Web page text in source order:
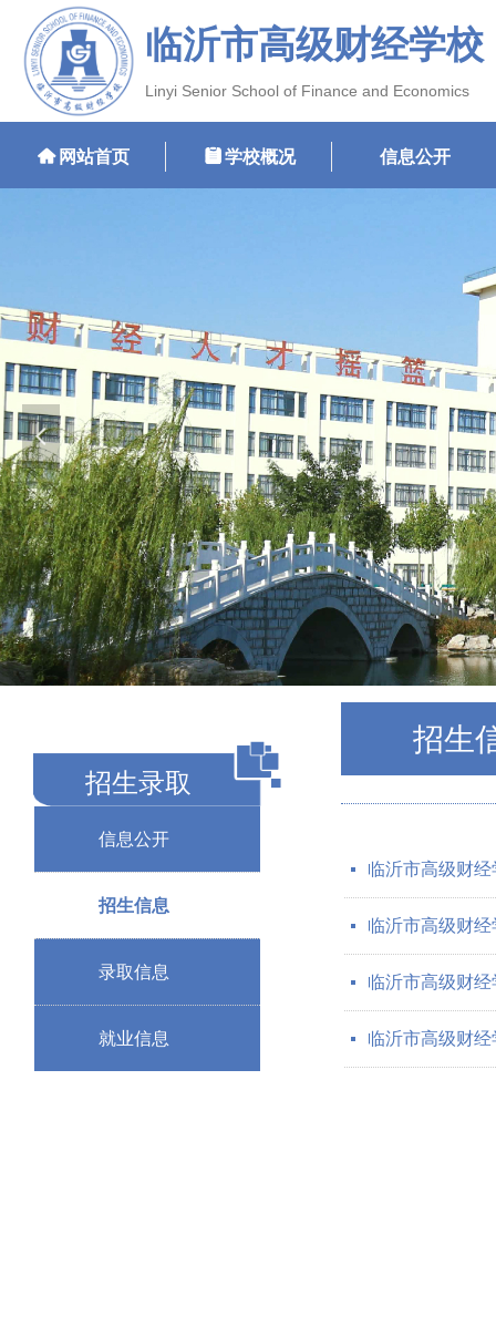
临沂市高级财经学校
Linyi Senior School of Finance and Economics
넳
낀 网站首页 뀳 学校概况 信息公开
넷 临沂市高级财
넷 临沂市高级财
넷 临沂市高级财
넷 临沂市高级财
招生录取
信息公开
招生信息
录取信息
就业信息
招生